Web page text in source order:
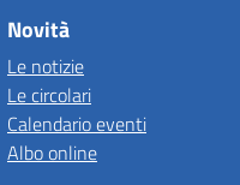
Novità
Le notizie
Le circolari
Calendario eventi
Albo online